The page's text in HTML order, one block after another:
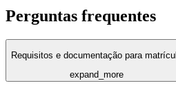
Perguntas frequentes
Requisitos e documentação para
expand_more